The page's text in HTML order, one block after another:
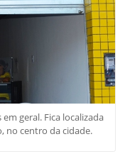
geral. Fica localizada
no centro da cidade.